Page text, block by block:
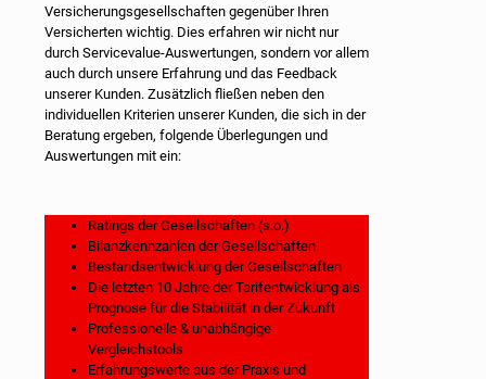
Versicherungsgesellschaften gegenüber Ihren
Versicherten wichtig. Dies erfahren wir nicht nur
durch Servicevalue-Auswertungen, sondern vor allem
auch durch unsere Erfahrung und das Feedback
unserer Kunden. Zusätzlich fließen neben den
individuellen Kriterien unserer Kunden, die sich in der
Beratung ergeben, folgende Überlegungen und
Auswertungen mit ein:
Ratings der Gesellschaften (s.o.)
Bilanzkennzahlen der Gesellschaften
Bestandsentwicklung der Gesellschaften
Die letzten 10 Jahre der Tarifentwicklung als
Prognose für die Stabilität in der Zukunft
Professionelle & unabhängige
Vergleichstools
Erfahrungswerte aus der Praxis und